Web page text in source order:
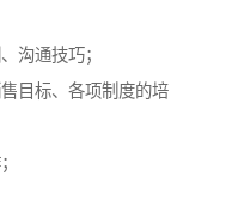
沟通技巧；
目标、各项制度的培